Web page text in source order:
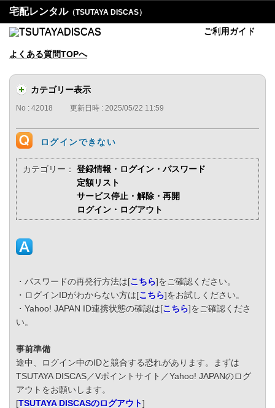
宅配レンタル（TSUTAYA DISCAS）
ご利用ガイド
よくある質問TOPへ
カテゴリー表示
No : 42018 更新日時 : 2025/05/22 11:59
ログインできない
カテゴリー：
登録情報・ログイン・パスワード
定額リスト
サービス停止・解除・再開
ログイン・ログアウト
・パスワードの再発行方法は[こちら]をご確認ください。
・ログインIDがわからない方は[こちら]をお試しください。
・Yahoo! JAPAN ID連携状態の確認は[こちら]をご確認くださ
い。
事前準備
途中、ログイン中のIDと競合する恐れがあります。まずは
TSUTAYA DISCAS／Vポイントサイト／Yahoo! JAPANのログ
アウトをお願いします。
[TSUTAYA DISCASのログアウト]